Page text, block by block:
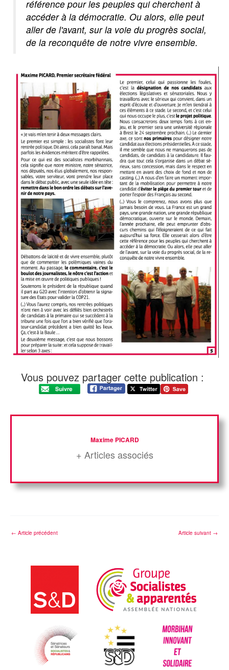
référence pour les peuples qui cherchent à
accéder à la démocratie. Ou alors, elle peut
aller de l'avant, sur la voie du progrès social,
de la reconquête de notre vivre ensemble.
Vous pouvez partager cette publication :
Maxime PICARD
+ Articles associés
← Article précédent Article suivant →